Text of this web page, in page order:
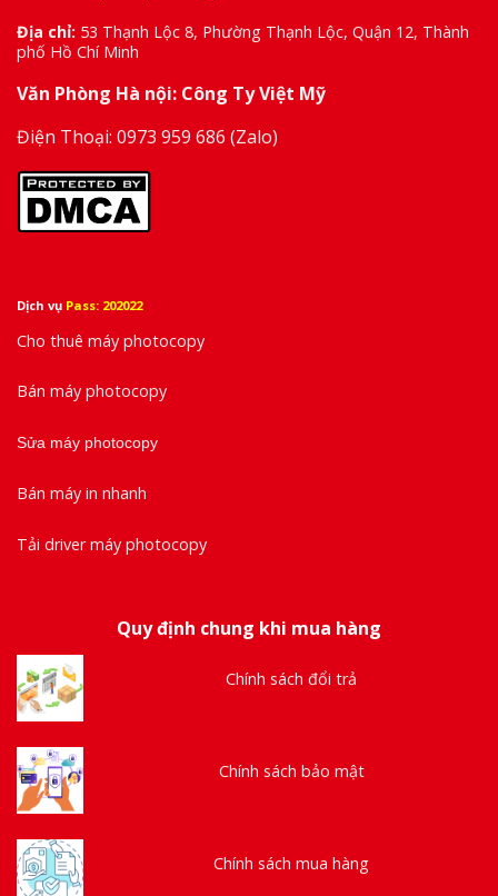
Địa chỉ: 53 Thạnh Lộc 8, Phường Thạnh Lộc, Quận 12, Thành
phố Hồ Chí Minh
Văn Phòng Hà nội: Công Ty Việt Mỹ
Điện Thoại: 0973 959 686 (Zalo)
Dịch vụ Pass: 202022
Cho thuê máy photocopy
Bán máy photocopy
Sửa máy photocopy
Bán máy in nhanh
Tải driver máy photocopy
Quy định chung khi mua hàng
Chính sách đổi trả
Chính sách bảo mật
Chính sách mua hàng